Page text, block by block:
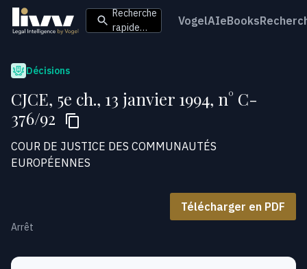
Recherche
rapide…
VogelAIeBooks
Décisions
CJCE, 5e ch., 13 janvier 1994, n° C-
376/92
COUR DE JUSTICE DES COMMUNAUTÉS
EUROPÉENNES
Télécharger en PDF
Arrêt